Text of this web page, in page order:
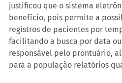
justificou que o sistema
benefício, pois permite a
registros de pacientes por
facilitando a busca por data
responsável pelo prontuário,
para a população relatórios